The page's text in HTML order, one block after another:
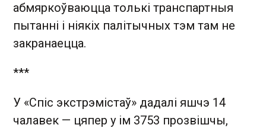
абмяркоўваюцца толькі транспартныя
пытанні і ніякіх палітычных тэм там не
закранаецца.
***
У «Спіс экстрэмістаў» дадалі яшчэ 14
чалавек — цяпер у ім 3753 прозвішчы,